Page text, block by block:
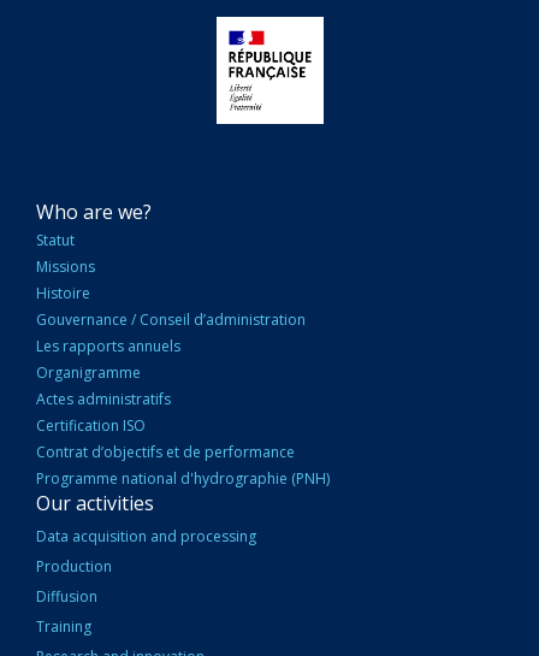
NAVIGATION
PRINCIPALE
Who are we?
Statut
Missions
Histoire
Gouvernance / Conseil d’administration
Les rapports annuels
Organigramme
Actes administratifs
Certification ISO
Contrat d’objectifs et de performance
Programme national d'hydrographie (PNH)
Our activities
Data acquisition and processing
Production
Diffusion
Training